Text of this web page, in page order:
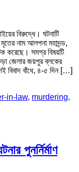
বিরুদ্ধে। ঘটনাটি
নাম আলপনা মহাদন্ড,
সমগ্র বিষয়টি
জেলার জয়পুর ব্লকের
বিবাদ বাঁধে, ৪-৫ দিন […]
in-law, murdering,
পুনর্নির্মাণ